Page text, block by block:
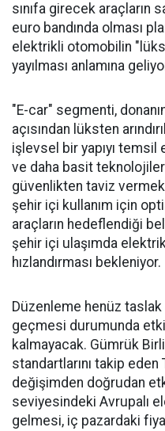
sınıfa girecek araçların
euro bandında olması
elektrikli otomobilin
yayılması anlamına
"E-car" segmenti,
açısından lüksten
işlevsel bir yapıyı
ve daha basit
güvenlikten taviz
şehir içi kullanım için
araçların hedeflendiği
şehir içi ulaşımda
hızlandırması bekleniyor.
Düzenleme henüz taslak
geçmesi durumunda
kalmayacak. Gümrük
standartlarını takip
değişimden doğrudan
seviyesindeki Avrupalı
gelmesi, iç pazardaki